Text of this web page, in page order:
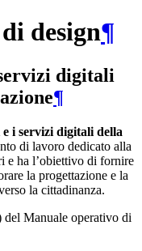
design¶
digitali
¶
i servizi digitali della
di lavoro dedicato alla
e ha l’obiettivo di fornire
la progettazione e la
la cittadinanza.
del Manuale operativo di